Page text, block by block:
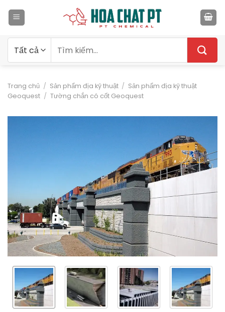
qua
kiếm:
Trang chủ / Sản phẩm địa kỹ thuật / Sản phẩm địa kỹ thuật
Geoquest / Tường chắn có cốt Geoquest